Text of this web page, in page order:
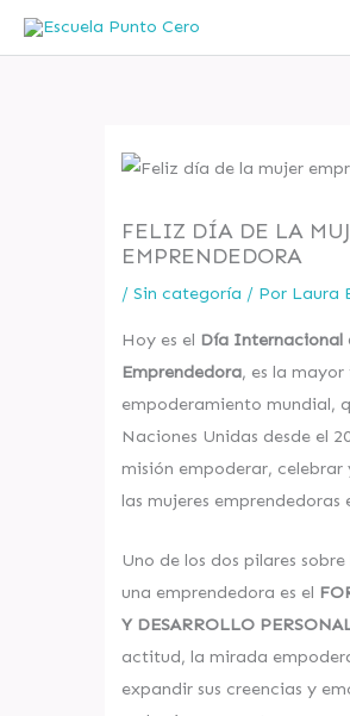
FELIZ DÍA DE LA
EMPRENDEDORA
/Sin categoría / Por Laura
Hoy es el Día Internacional
Emprendedora, es la
empoderamiento mundial,
Naciones Unidas desde el
misión empoderar,
las mujeres
Uno de los dos pilares
una emprendedora es el
Y DESARROLLO
actitud, la mirada
expandir sus creencias y